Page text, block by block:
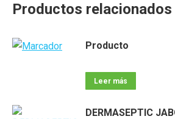
Productos relacionados
Producto
Leer más
DERMASEPTIC